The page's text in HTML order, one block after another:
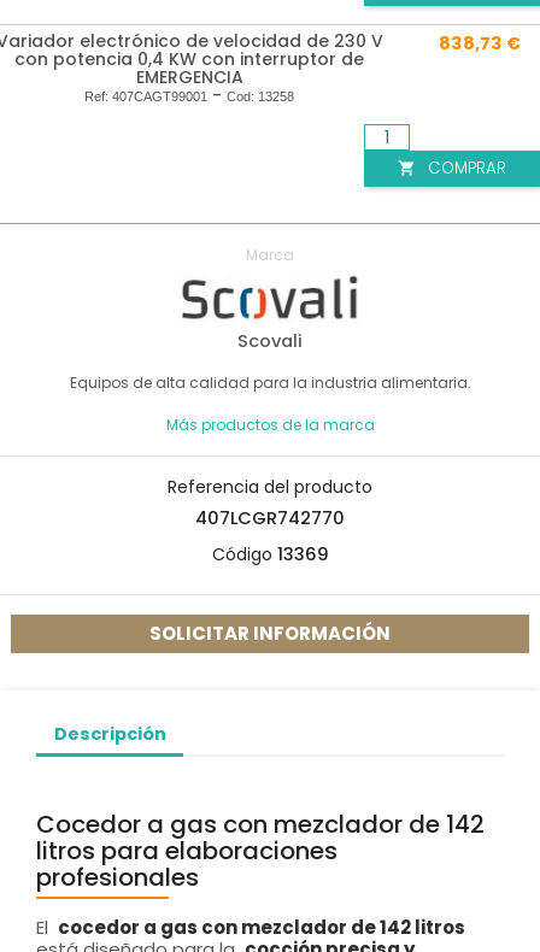
Marca
Scovali
Equipos de alta calidad para la industria alimentaria.
Más productos de la marca
Referencia del producto
407LCGR742770
Código 13369
SOLICITAR INFORMACIÓN
electrónico de velocidad de 230 V
con potencia 0,4 KW con interruptor de
EMERGENCIA
Ref: 407CAGT99001 - Cod: 13258
838,73 €
 COMPRAR
Descripción
Cocedor a gas con mezclador de 142
litros para elaboraciones
profesionales
El cocedor a gas con mezclador de 142 litros